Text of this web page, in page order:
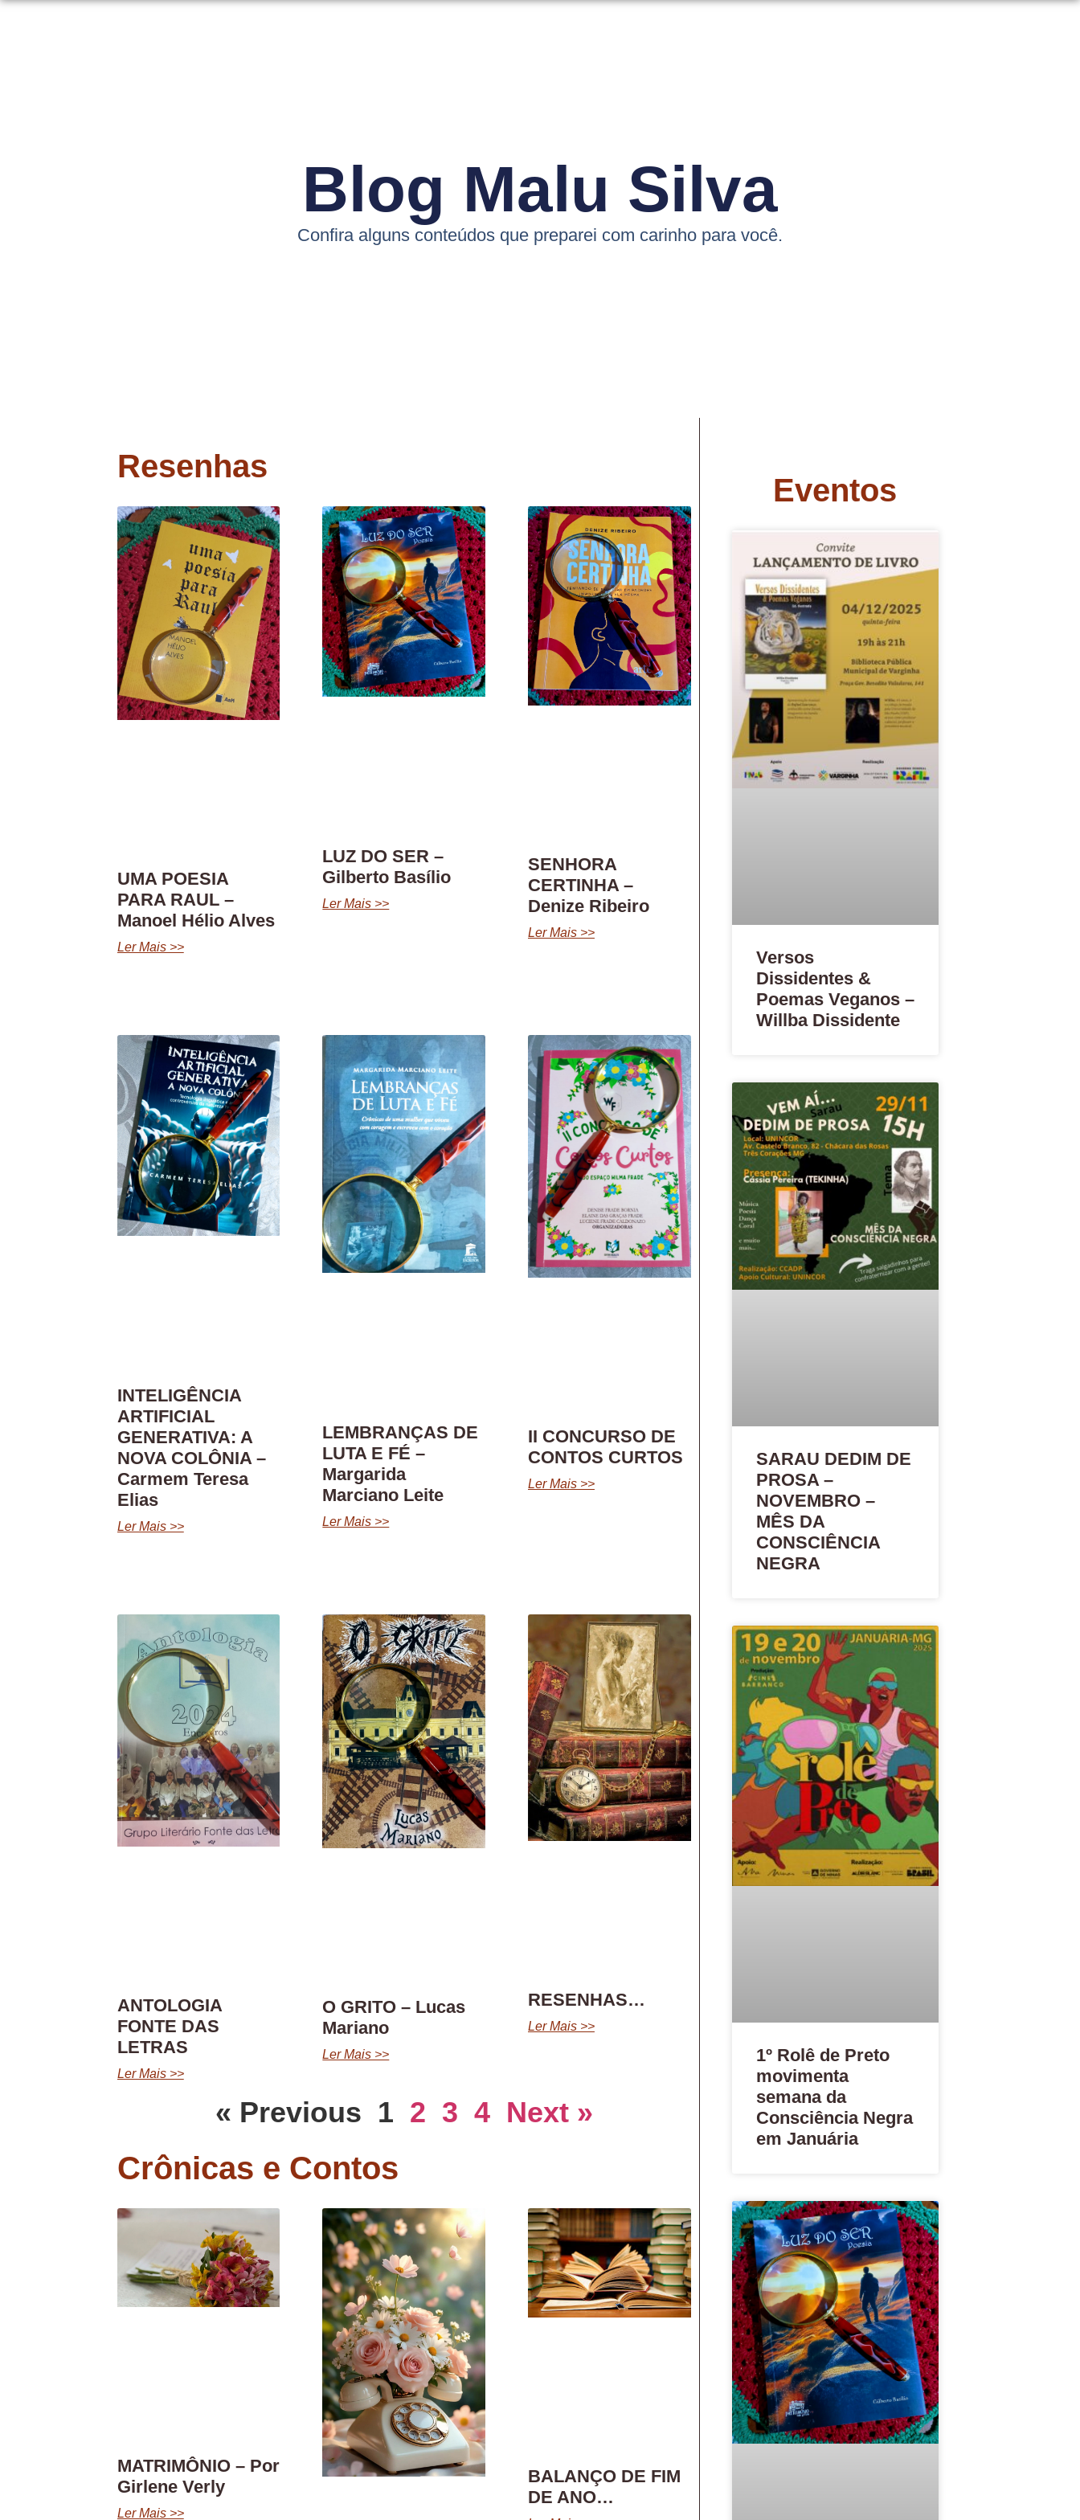
Blog Malu Silva
Confira alguns conteúdos que preparei com carinho para você.
Resenhas
UMA POESIA
PARA RAUL –
Manoel Hélio Alves
Ler Mais >>
LUZ DO SER –
Gilberto Basílio
Ler Mais >>
SENHORA
CERTINHA –
Denize Ribeiro
Ler Mais >>
INTELIGÊNCIA
ARTIFICIAL
GENERATIVA: A
NOVA COLÔNIA –
Carmem Teresa
Elias
Ler Mais >>
LEMBRANÇAS DE
LUTA E FÉ –
Margarida
Marciano Leite
Ler Mais >>
II CONCURSO DE
CONTOS CURTOS
Ler Mais >>
ANTOLOGIA
FONTE DAS
LETRAS
Ler Mais >>
O GRITO – Lucas
Mariano
Ler Mais >>
RESENHAS…
Ler Mais >>
« Previous 1 2 3 4 Next »
Crônicas e Contos
MATRIMÔNIO – Por
Girlene Verly
Ler Mais >>
BALANÇO DE FIM
DE ANO…
Eventos
Versos
Dissidentes &
Poemas Veganos –
Willba Dissidente
SARAU DEDIM DE
PROSA –
NOVEMBRO –
MÊS DA
CONSCIÊNCIA
NEGRA
1º Rolê de Preto
movimenta
semana da
Consciência Negra
em Januária